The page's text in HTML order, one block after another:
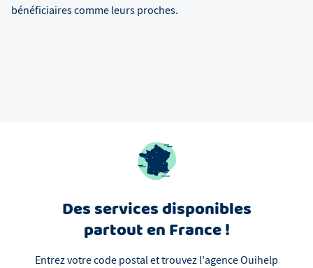
bénéficiaires comme leurs proches.
Des services disponibles
partout en France !
Entrez votre code postal et trouvez l'agence Ouihelp